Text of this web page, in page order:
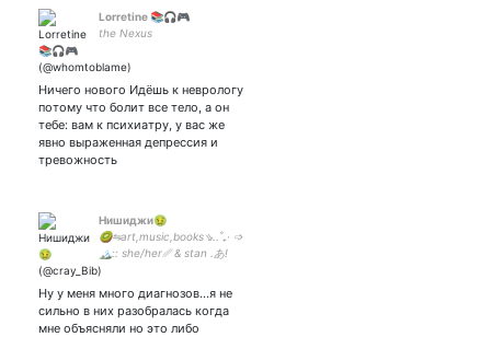
Lorretine 📚🎧🎮
the Nexus
Ничего нового Идёшь к неврологу
потому что болит все тело, а он
тебе: вам к психиатру, у вас же
явно выраженная депрессия и
тревожность
Нишиджи🤢
🥝⇋art,music,books⇘..˚₊· ➩
🏔:: she/her␥ & stan .あ!
¡NOT MUTUAL ||:✰ Namjin
enthusiast-♡¡! eng/rus
Ну у меня много диагнозов...я не
сильно в них разобралась когда
мне объясняли но это либо